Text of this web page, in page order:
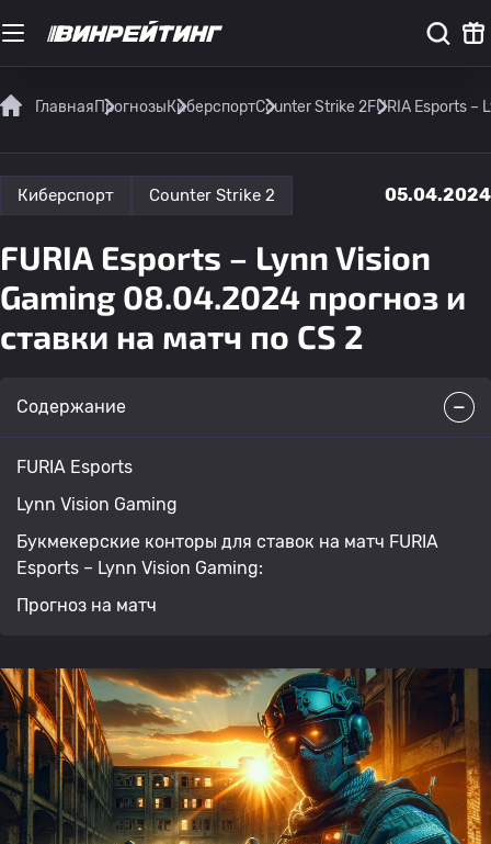
ГлавнаяПрогнозыКиберспортCounter Strike 2FURIA Esports –
Киберспорт Counter Strike 2 05.04.2024
FURIA Esports – Lynn Vision
Gaming 08.04.2024 прогноз и
ставки на матч по CS 2
Содержание
FURIA Esports
Lynn Vision Gaming
Букмекерские конторы для ставок на матч FURIA
Esports – Lynn Vision Gaming:
Прогноз на матч